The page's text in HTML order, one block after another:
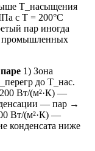
T_насыщения
с T = 200°C
пар иногда
промышленных
1) Зона
до T_нас.
Вт/(м²·К) —
— пар →
Вт/(м²·К) —
конденсата ниже